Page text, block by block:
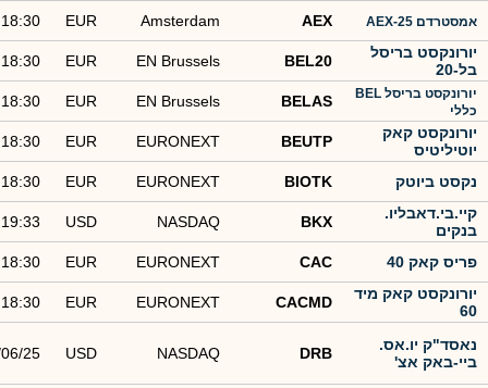
אמסטרדם AEX-25 AEX
Amsterdam
EUR
18:30
יורונקסט בריסל
בל-20
BEL20
EN Brussels
EUR
18:30
יורונקסט בריסל BEL
כללי
BELAS
EN Brussels
EUR
18:30
יורונקסט קאק
יוטיליטיס
BEUTP
EURONEXT
EUR
18:30
נקסט ביוטק BIOTK
EURONEXT
EUR
18:30
קיי.בי.דאבליו.
בנקים
BKX
NASDAQ
USD
19:33
פריס קאק 40 CAC
EURONEXT
EUR
18:30
יורונקסט קאק מיד
60
CACMD
EURONEXT
EUR
18:30
נאסד"ק יו.אס.
ביי-באק אצ'
DRB
NASDAQ
USD
25